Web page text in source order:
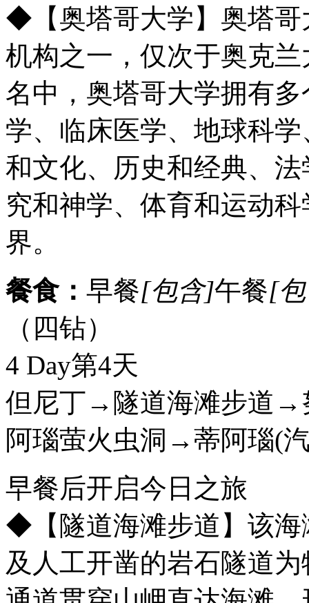
◆【奥塔哥大学】奥塔哥
机构之一，仅次于奥克
名中，奥塔哥大学拥有
学、临床医学、地球科
和文化、历史和经典、
究和神学、体育和运动
界。
餐食： 早餐[包含]午餐[
（四钻）
4 Day第4天
但尼丁→隧道海滩步道
阿瑙萤火虫洞→蒂阿瑙(
早餐后开启今日之旅
◆【隧道海滩步道】该海
及人工开凿的岩石隧道